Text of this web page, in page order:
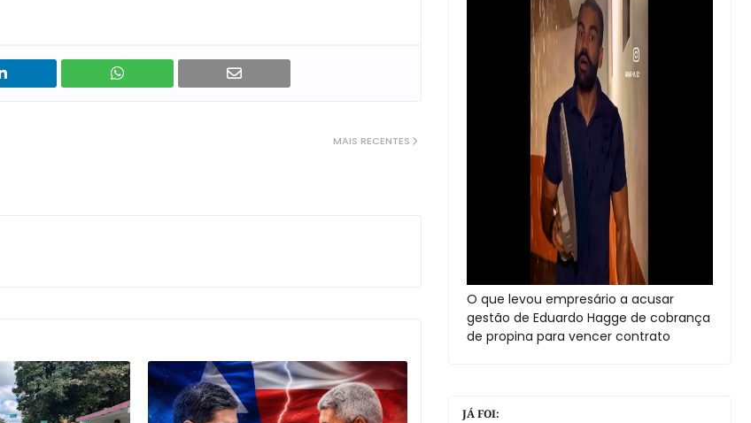
MAIS RECENTES
O que levou empresário a acusar
gestão de Eduardo Hagge de cobrança
de propina para vencer contrato
JÁ FOI: